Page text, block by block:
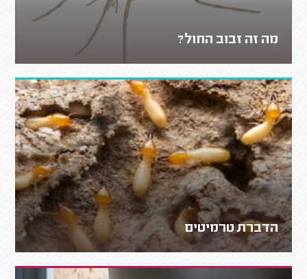
מה זה זבוב החול?
הדברת טרמיטים